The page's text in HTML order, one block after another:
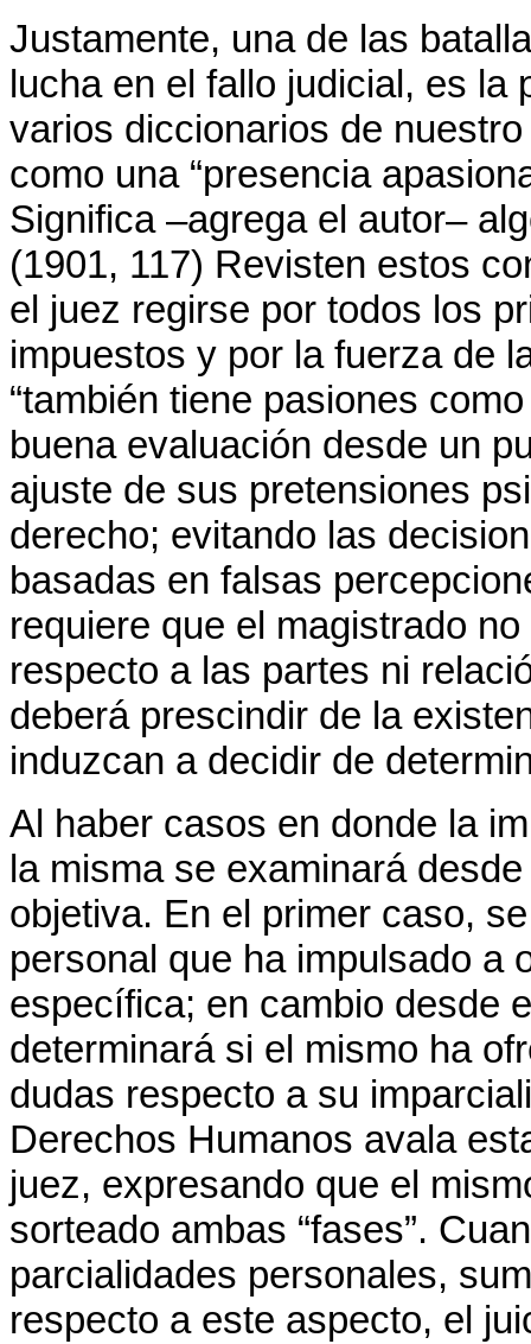
Justamente, una de las
lucha en el fallo judicial, es
varios diccionarios de
como una “presencia
Significa –agrega el autor–
(1901, 117) Revisten estos
el juez regirse por todos los
impuestos y por la fuerza de
“también tiene pasiones
buena evaluación desde un
ajuste de sus pretensiones
derecho; evitando las
basadas en falsas
requiere que el magistrado
respecto a las partes ni
deberá prescindir de la
induzcan a decidir de
Al haber casos en donde la
la misma se examinará
objetiva. En el primer caso,
personal que ha impulsado a
específica; en cambio desde
determinará si el mismo ha
dudas respecto a su
Derechos Humanos avala
juez, expresando que el
sorteado ambas “fases”.
parcialidades personales,
respecto a este aspecto, el